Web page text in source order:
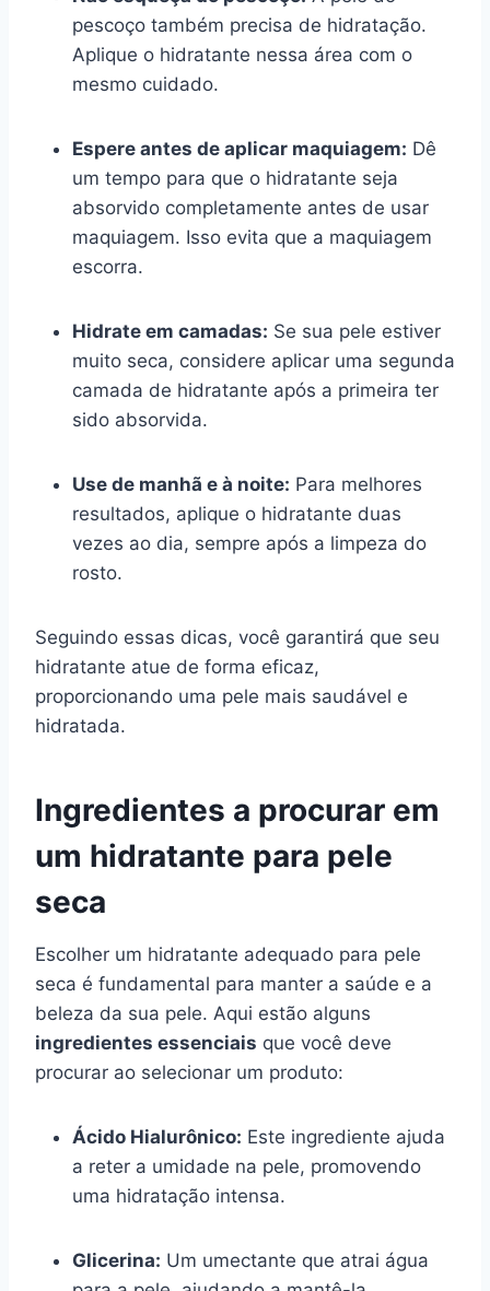
pescoço também precisa de hidratação.
Aplique o hidratante nessa área com o
mesmo cuidado.
Espere antes de aplicar maquiagem: Dê
um tempo para que o hidratante seja
absorvido completamente antes de usar
maquiagem. Isso evita que a maquiagem
escorra.
Hidrate em camadas: Se sua pele estiver
muito seca, considere aplicar uma segunda
camada de hidratante após a primeira ter
sido absorvida.
Use de manhã e à noite: Para melhores
resultados, aplique o hidratante duas
vezes ao dia, sempre após a limpeza do
rosto.
Seguindo essas dicas, você garantirá que seu
hidratante atue de forma eficaz,
proporcionando uma pele mais saudável e
hidratada.
Ingredientes a procurar em
um hidratante para pele
seca
Escolher um hidratante adequado para pele
seca é fundamental para manter a saúde e a
beleza da sua pele. Aqui estão alguns
ingredientes essenciais que você deve
procurar ao selecionar um produto:
Ácido Hialurônico: Este ingrediente ajuda
a reter a umidade na pele, promovendo
uma hidratação intensa.
Glicerina: Um umectante que atrai água